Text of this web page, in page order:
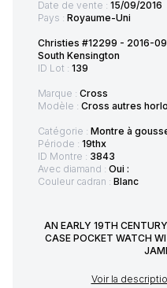
Date de vente : 15/09/2016
Pays : Royaume-Uni
Christies #12299 - 2016-
South Kensington
ID Lot : 139
Marque : Cross
Modèle : Cross autres
Catégorie : Montre à
Période : 19thx
ID Montre : 3843
Avec diamand : Oui :
Couleur cadran : Blanc
AN EARLY 19TH
CASE POCKET WATCH
Voir la